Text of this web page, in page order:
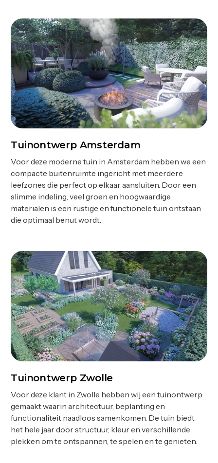
Ontwerp
Tuinontwerp Amsterdam
Voor deze moderne tuin in Amsterdam hebben we een
compacte buitenruimte ingericht met meerdere
leefzones die perfect op elkaar aansluiten. Door een
slimme indeling, veel groen en hoogwaardige
materialen is een rustige en functionele tuin ontstaan
die optimaal benut wordt.
Ontwerp
Tuinontwerp Zwolle
Voor deze klant in Zwolle hebben wij een tuinontwerp
gemaakt waarin architectuur, beplanting en
functionaliteit naadloos samenkomen. De tuin biedt
het hele jaar door structuur, kleur en verschillende
plekken om te ontspannen, te spelen en te genieten.